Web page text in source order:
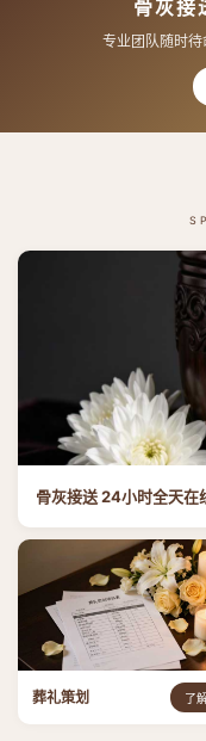
骨灰接
专业团队随时
骨灰接送 24小时全天在
葬礼策划 了